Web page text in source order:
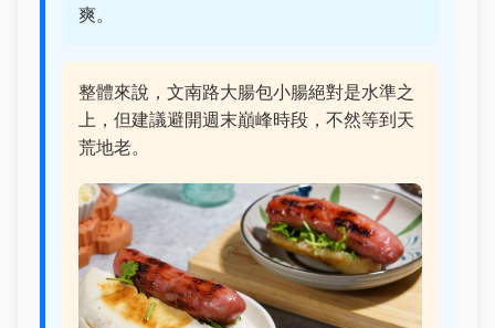
爽。
整體來說，文南路大腸包小腸絕對是水準之
上，但建議避開週末巔峰時段，不然等到天
荒地老。